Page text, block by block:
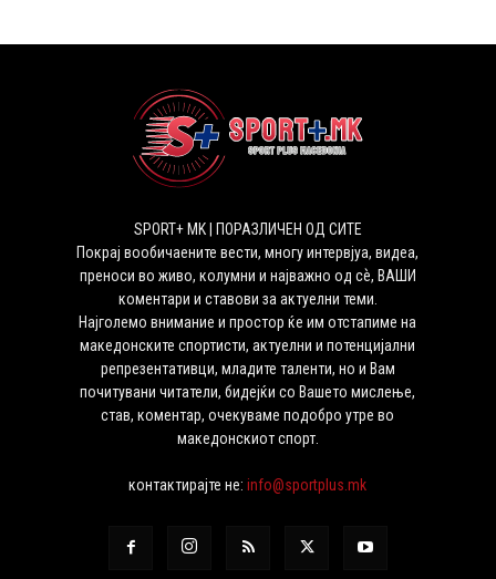
SPORT+ MK | ПОРАЗЛИЧЕН ОД СИТЕ
Покрај вообичаените вести, многу интервјуа, видеа,
преноси во живо, колумни и најважно од сѐ, ВАШИ
коментари и ставови за актуелни теми.
Најголемо внимание и простор ќе им отстапиме на
македонските спортисти, актуелни и потенцијални
репрезентативци, младите таленти, но и Вам
почитувани читатели, бидејќи со Вашето мислење,
став, коментар, очекуваме подобро утре во
македонскиот спорт.
контактирајте не:info@sportplus.mk